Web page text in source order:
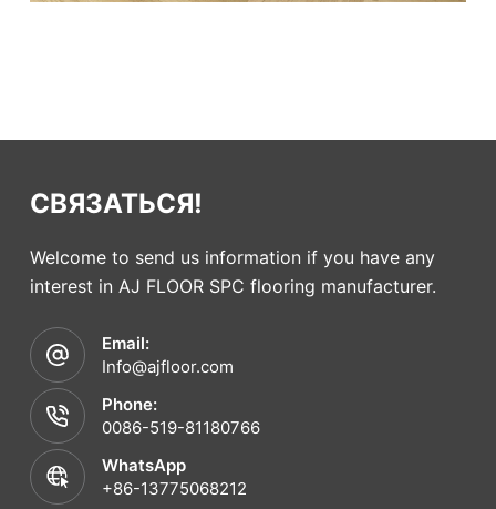
СВЯЗАТЬСЯ!
Welcome to send us information if you have any
interest in AJ FLOOR SPC flooring manufacturer.
Email:
Info@ajfloor.com
Phone:
0086-519-81180766
WhatsApp
+86-13775068212